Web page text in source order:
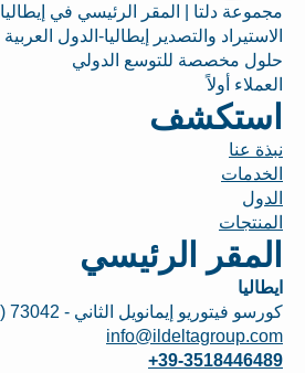
مجموعة دلتا | المقر الرئيسي في إيطاليا
الاستيراد والتصدير إيطاليا-الدول العربية
حلول مخصصة للتوسع الدولي
العملاء أولاً
استكشف
نبذة عنا
الخدمات
الدول
المنتجات
المقر الرئيسي
ايطاليا
كورسو فيتوريو إيمانويل الثاني - 73042 (LE)
info@ildeltagroup.com
+39-3518446489